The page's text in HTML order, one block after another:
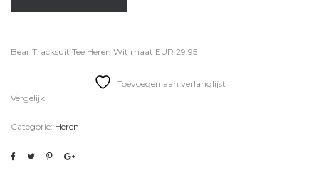
Bear Tracksuit Tee Heren Wit maat EUR 29.95
Toevoegen aan verlanglijst
Vergelijk
Categorie: Heren